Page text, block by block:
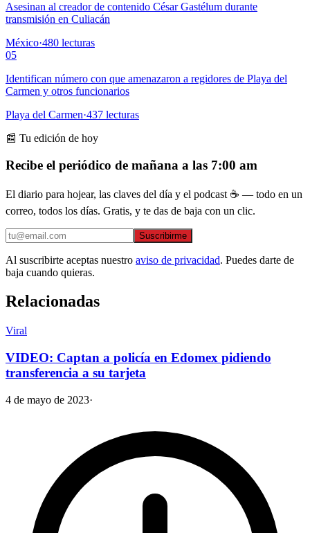
Asesinan al creador de contenido César Gastélum durante
transmisión en Culiacán
México·480 lecturas
05
Identifican número con que amenazaron a regidores de Playa del
Carmen y otros funcionarios
Playa del Carmen·437 lecturas
📰 Tu edición de hoy
Recibe el periódico de mañana a las 7:00 am
El diario para hojear, las claves del día y el podcast ☕ — todo en un
correo, todos los días. Gratis, y te das de baja con un clic.
Suscribirme
Al suscribirte aceptas nuestro aviso de privacidad. Puedes darte de
baja cuando quieras.
Relacionadas
Viral
VIDEO: Captan a policía en Edomex pidiendo
transferencia a su tarjeta
4 de mayo de 2023·